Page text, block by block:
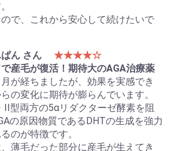
で、これから安心して続けたいで
ん さん
★★★★☆
産毛が復活！期待大のAGA治療薬
が経ちましたが、効果を実感でき
の変化に期待が膨らんでいます。
II型両方の5αリダクターゼ酵素を阻
の原因物質であるDHTの生成を強力
のが特徴です。
薄毛だった部分に産毛が生えてき